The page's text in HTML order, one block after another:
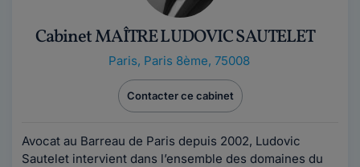
Cabinet MAÎTRE LUDOVIC SAUTELET
Paris, Paris 8ème, 75008
Contacter ce cabinet
Avocat au Barreau de Paris depuis 2002, Ludovic
Sautelet intervient dans l’ensemble des domaines du